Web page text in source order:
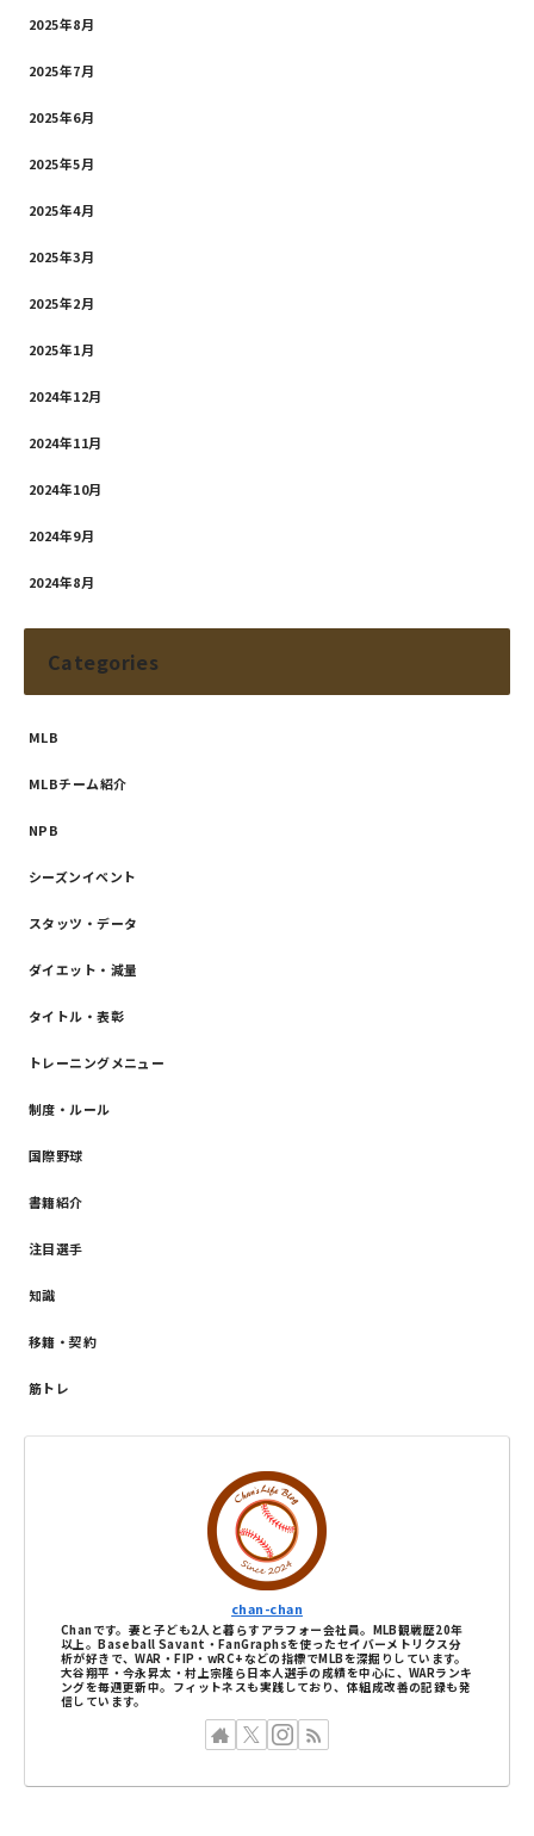
2025年8月
2025年7月
2025年6月
2025年5月
2025年4月
2025年3月
2025年2月
2025年1月
2024年12月
2024年11月
2024年10月
2024年9月
2024年8月
Categories
MLB
MLBチーム紹介
NPB
シーズンイベント
スタッツ・データ
ダイエット・減量
タイトル・表彰
トレーニングメニュー
制度・ルール
国際野球
書籍紹介
注目選手
知識
移籍・契約
筋トレ
chan-chan
Chanです。妻と子ども2人と暮らすアラフォー会社員。MLB観戦歴20年
以上。Baseball Savant・FanGraphsを使ったセイバーメトリクス分
析が好きで、WAR・FIP・wRC+などの指標でMLBを深掘りしています。
大谷翔平・今永昇太・村上宗隆ら日本人選手の成績を中心に、WARランキ
ングを毎週更新中。フィットネスも実践しており、体組成改善の記録も発
信しています。